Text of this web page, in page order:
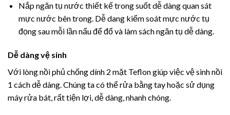
Nắp ngăn tụ nước thiết kế trong suốt dễ dàng quan sát
mực nước bên trong. Dễ dang kiểm soát mực nước tụ
đọng sau mỗi lần nấu để đổ và làm sách ngăn tụ dễ dàng.
Dễ dàng vệ sinh
Với lòng nồi phủ chống dính 2 mặt Teflon giúp việc vệ sinh nồi
1 cách dễ dàng. Chúng ta có thể rửa bằng tay hoặc sử dụng
máy rửa bát, rất tiện lợi, dễ dàng, nhanh chóng.